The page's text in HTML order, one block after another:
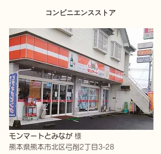
コンビニエンスストア
​モンマートとみなが様
熊本県熊本市北区弓削2丁目3-28